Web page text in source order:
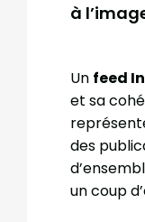
à
Un feed
et sa
des
un coup